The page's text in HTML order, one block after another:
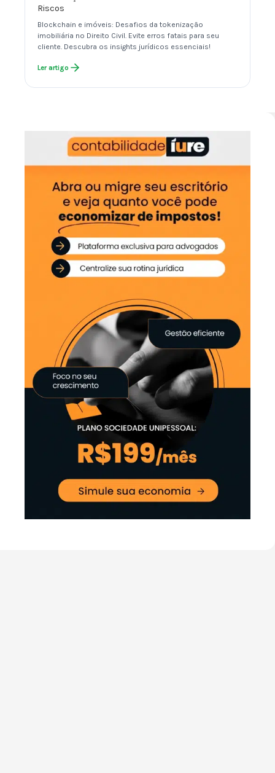
Riscos
Blockchain e imóveis: Desafios da tokenização
imobiliária no Direito Civil. Evite erros fatais para seu
cliente. Descubra os insights jurídicos essenciais!
Ler artigo